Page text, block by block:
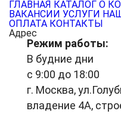
ГЛАВНАЯ КАТАЛОГ О
ВАКАНСИИ УСЛУГИ
ОПЛАТА КОНТАКТЫ
Адрес
Режим работы:
В будние дни
с 9:00 до 18:00
г. Москва,
владение 4А,